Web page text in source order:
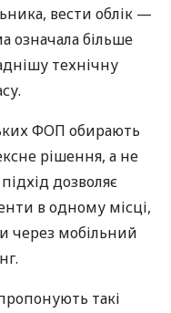
вести облік —
означала більше
технічну
ФОП обирають
рішення, а не
дозволяє
в одному місці,
через мобільний
такі